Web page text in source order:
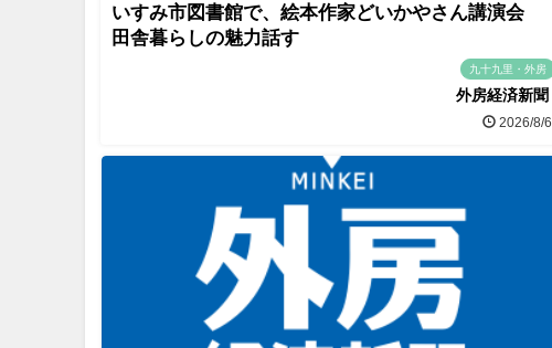
いすみ市図書館で、絵本作家どいかやさん講演会
田舎暮らしの魅力話す
九十九里・外房
外房経済新聞
2026/8/6